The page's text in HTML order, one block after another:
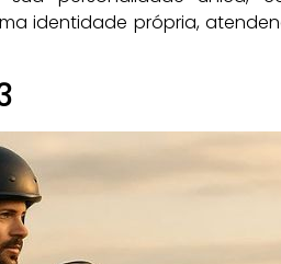
identidade própria,